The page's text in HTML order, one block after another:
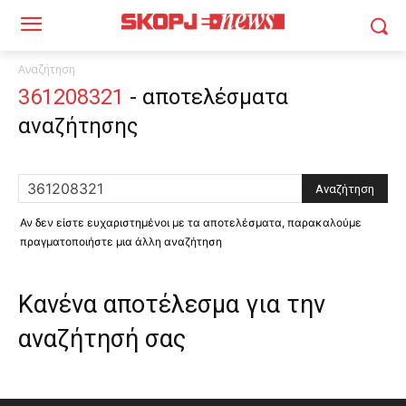
Αναζήτηση
361208321 - αποτελέσματα
αναζήτησης
Αν δεν είστε ευχαριστημένοι με τα αποτελέσματα, παρακαλούμε
πραγματοποιήστε μια άλλη αναζήτηση
Κανένα αποτέλεσμα για την
αναζήτησή σας